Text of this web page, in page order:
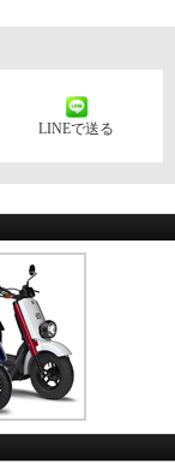
LINEで送る